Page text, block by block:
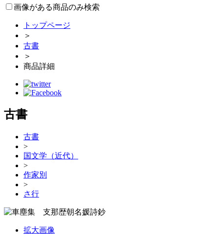
画像がある商品のみ検索
トップページ
＞
古書
＞
商品詳細
古書
古書
>
国文学（近代）
>
作家別
>
さ行
拡大画像